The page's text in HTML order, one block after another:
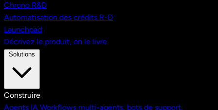
Chrono R&D
Automatisation des crédits R-D
Launchpad
Décrivez le produit, on le livre
Construire
Agents IA Workflows multi-agents, bots de support,